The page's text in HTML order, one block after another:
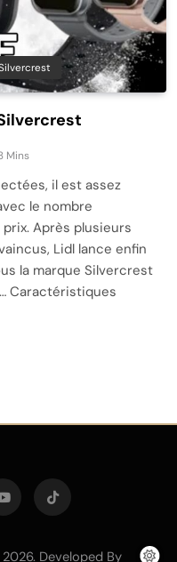
Mins
il est assez
le nombre
Après plusieurs
Lidl lance enfin
la marque Silvercrest
Caractéristiques
Developed By